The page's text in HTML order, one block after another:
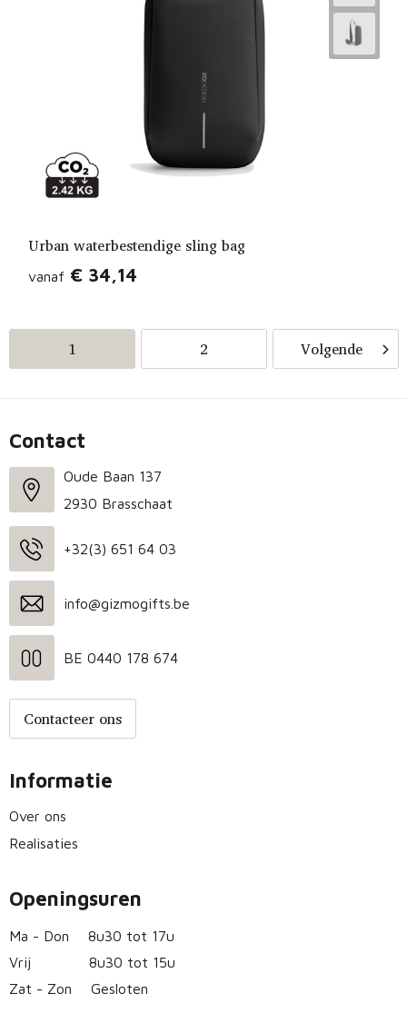
Urban waterbestendige sling bag
vanaf € 34,14
1 2 Volgende
Contact
Oude Baan 137
2930 Brasschaat
+32(3) 651 64 03
info@gizmogifts.be
BE 0440 178 674
Contacteer ons
Informatie
Over ons
Realisaties
Openingsuren
Ma - Don
8u30 tot 17u
Vrij
8u30 tot 15u
Zat - Zon
Gesloten